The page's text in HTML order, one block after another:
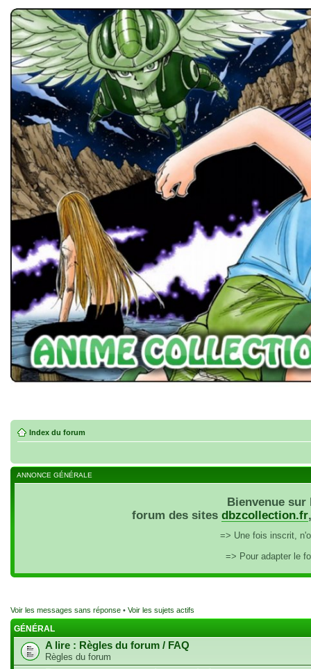
Index du forum
ANNONCE GÉNÉRALE
Bienvenue
forum des sites dbzcollection.fr
=> Une fois inscrit,
=> Pour adapter le
Voir les messages sans réponse • Voir les sujets actifs
GÉNÉRAL
A lire : Règles du forum / FAQ
Règles du forum